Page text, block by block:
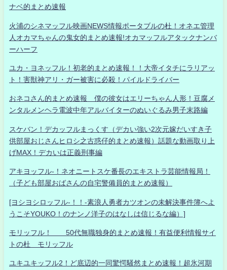
ナベ的まとめ速報
火浦のシネマッフル映画NEWS情報ポータブルの杜！オネエ管理
人オカマちゃんの鬼女的まとめ速報!オカマッフルアタックナンバ
ーハーフ
ユカ・ヨネッフル！初老的まとめ速報！！大帝イタチにラリアッ
ト！害獣神アリ・ガー被害に必殺！パイルドライバー
おネコさん的まとめ速報 僕の彼女はエリーちゃん人形！豆腐メ
ンタルメンヘラ電波中年アルバイターのぬいぐるみ男子末路編
スケバン！デカッフルまっくす（デカい強い2次元嫁だいすき子
供部屋おじさんヒロシ之古惑仔的まとめ速報）話題な動画取り上
げMAX！デカいは正義刑事編
アキヨッフル-！ネオニートスケ番長のエキストラ芸能情報局！
（子ども部屋おばさんの自宅警備員的まとめ速報）
[ヨシヨシロッフル-！！-素浪人勇者カツオンの未解決事件簿へよ
うこそYOUKO！のナンノ洋子のはなしは信じるな編）]
モリッフル！ 50代無職独身的まとめ速報！有益便利情報サイ
トの杜 モリッフル
ユキユキッフル2！ど底辺的一同驚愕騒然まとめ速報！超氷河期